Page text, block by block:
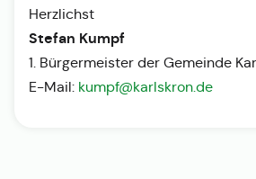
Herzlichst
Stefan Kumpf
1. Bürgermeister der Gemeinde
E-Mail: kumpf@karlskron.de